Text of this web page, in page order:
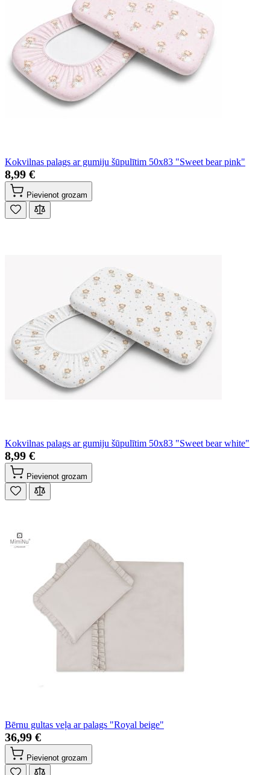
Kokvilnas palags ar gumiju šūpulītim 50x83 "Sweet bear pink"
8,99 €
Pievienot grozam
Kokvilnas palags ar gumiju šūpulītim 50x83 "Sweet bear white"
8,99 €
Pievienot grozam
Bērnu gultas veļa ar palags "Royal beige"
36,99 €
Pievienot grozam